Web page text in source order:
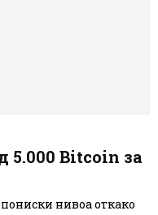
5.000 Bitcoin за
нивоа откако